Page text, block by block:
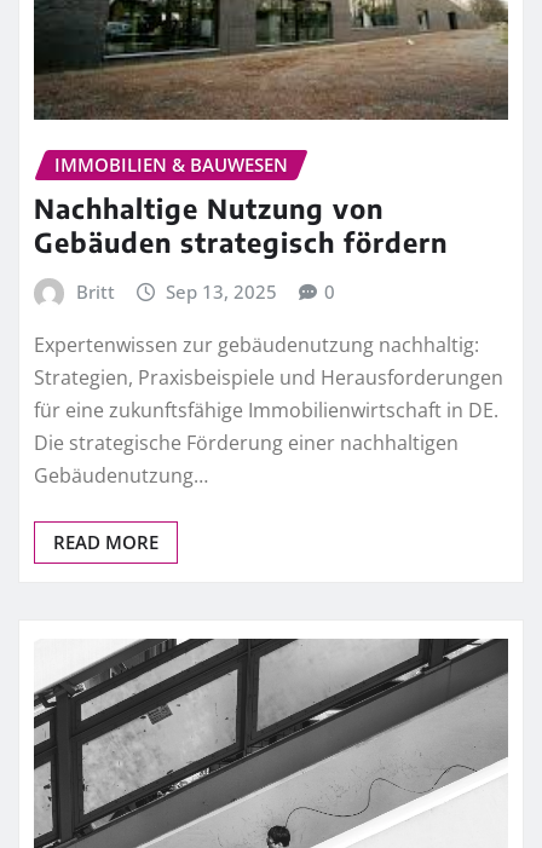
IMMOBILIEN & BAUWESEN
Nachhaltige Nutzung von
Gebäuden strategisch fördern
Britt Sep 13, 2025 0
Expertenwissen zur gebäudenutzung nachhaltig:
Strategien, Praxisbeispiele und Herausforderungen
für eine zukunftsfähige Immobilienwirtschaft in DE.
Die strategische Förderung einer nachhaltigen
Gebäudenutzung…
READ MORE